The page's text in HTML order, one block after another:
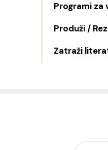
Programi za
Produži /
Zatraži